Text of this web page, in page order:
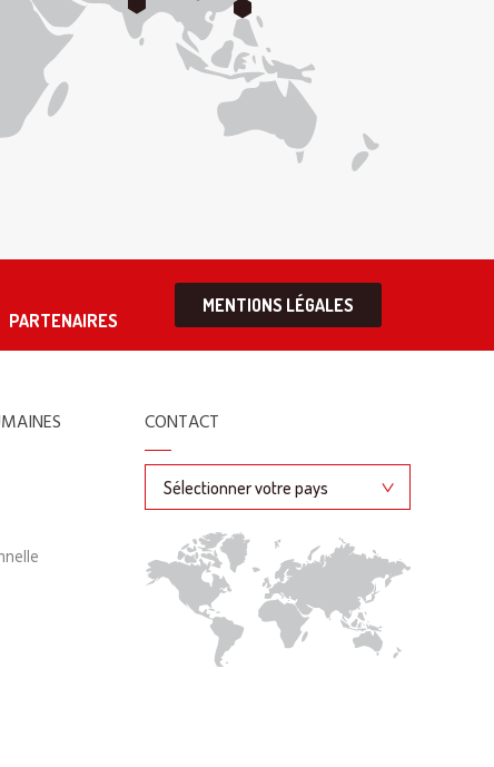
PARTENAIRES
MENTIONS LÉGALES
CONTACT